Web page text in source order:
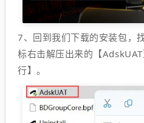
7、回到我们下载的安装包，
标右击解压出来的【
行】。